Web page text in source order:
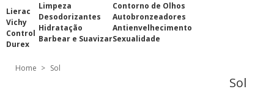
Lierac
Vichy
Control
Durex
Limpeza
Desodorizantes
Hidratação
Barbear e Suavizar
Contorno de Olhos
Autobronzeadores
Antienvelhecimento
Sexualidade
Home > Sol
Sol